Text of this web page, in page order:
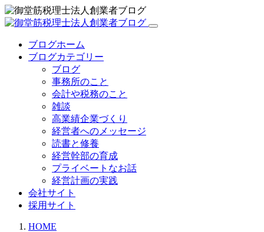
ブログホーム
ブログカテゴリー
ブログ
事務所のこと
会計や税務のこと
雑談
高業績企業づくり
経営者へのメッセージ
読書と修養
経営幹部の育成
プライベートなお話
経営計画の実践
会社サイト
採用サイト
HOME